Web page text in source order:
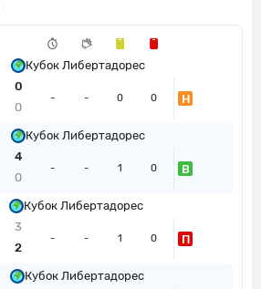
Кубок Либертадорес
0
0
- - 0 0 Н
Кубок Либертадорес
4
0
- - 1 0 В
Кубок Либертадорес
3
2
- - 1 0 П
Кубок Либертадорес